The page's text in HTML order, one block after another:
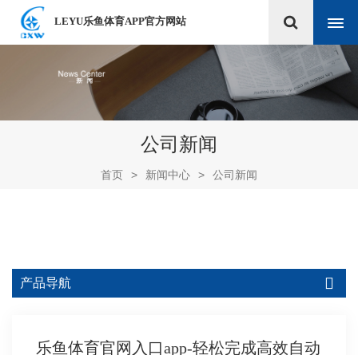
LEYU乐鱼体育APP官方网站
公司新闻
首页 > 新闻中心 > 公司新闻
产品导航
乐鱼体育官网入口app-轻松完成高效自动